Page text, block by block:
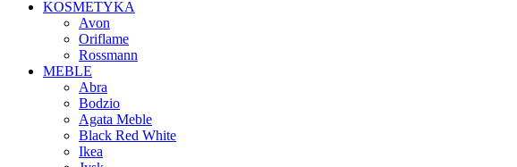
KOSMETYKA
Avon
Oriflame
Rossmann
MEBLE
Abra
Bodzio
Agata Meble
Black Red White
Ikea